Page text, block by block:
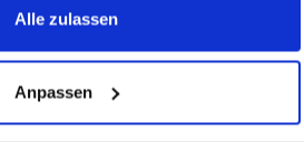
Alle zulassen
Anpassen
KONTAKT